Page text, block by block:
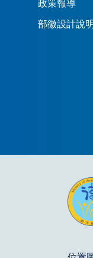
政策報導
部徽設計說明